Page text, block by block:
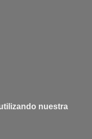
nuestra